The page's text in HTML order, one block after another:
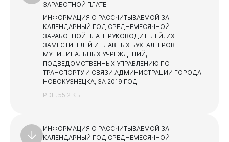
Виртуальнаяприемная
ЗАРАБОТНОЙ ПЛАТЕ
ИНФОРМАЦИЯ О РАССЧИТЫВАЕМОЙ ЗА
КАЛЕНДАРНЫЙ ГОД СРЕДНЕМЕСЯЧНОЙ
ЗАРАБОТНОЙ ПЛАТЕ РУКОВОДИТЕЛЕЙ, ИХ
ЗАМЕСТИТЕЛЕЙ И ГЛАВНЫХ БУХГАЛТЕРОВ
МУНИЦИПАЛЬНЫХ УЧРЕЖДЕНИЙ,
ПОДВЕДОМСТВЕННЫХ УПРАВЛЕНИЮ ПО
ТРАНСПОРТУ И СВЯЗИ АДМИНИСТРАЦИИ ГОРОДА
НОВОКУЗНЕЦКА, ЗА 2019 ГОД
PDF, 55.2 КБ
ИНФОРМАЦИЯ О РАССЧИТЫВАЕМОЙ ЗА
КАЛЕНДАРНЫЙ ГОД СРЕДНЕМЕСЯЧНОЙ